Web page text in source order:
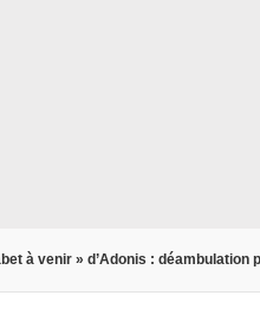
à venir » d’Adonis :